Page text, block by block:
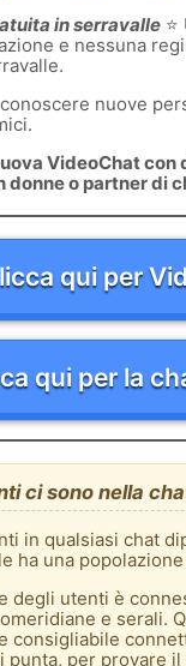
in serravalle⭐
e nessuna
nuove
VideoChat
donne o partner di
qui per
qui per la
ci sono nella
in qualsiasi chat
ha una
degli utenti è
e serali.
consigliabile
punta, per provare